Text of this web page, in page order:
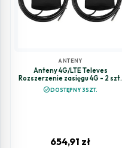
ANTENY
Anteny 4G/LTE Televes
Rozszerzenie zasięgu 4G - 2 szt.
check_circleDOSTĘPNY 3SZT.
654,91 zł